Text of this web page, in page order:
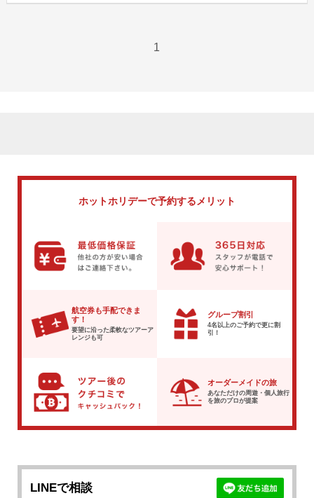
1
ホットホリデーで予約するメリット
航空券も手配できま
す！
要望に沿った柔軟なツアーア
レンジも可
グループ割引
4名以上のご予約で更に割
引！
オーダーメイドの旅
あなただけの周遊・個人旅行
を旅のプロが提案
LINEで相談